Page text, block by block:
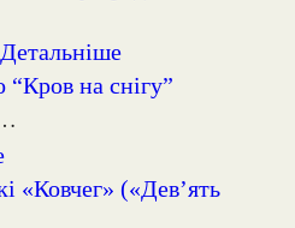
Детальніше
на снігу”